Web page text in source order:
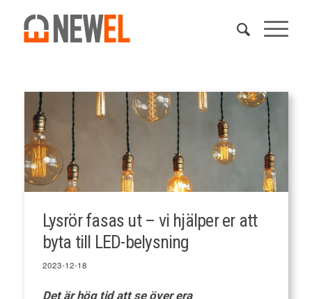
Lysrör fasas ut – vi hjälper er att
byta till LED-belysning
2023-12-18
Det är hög tid att se över era